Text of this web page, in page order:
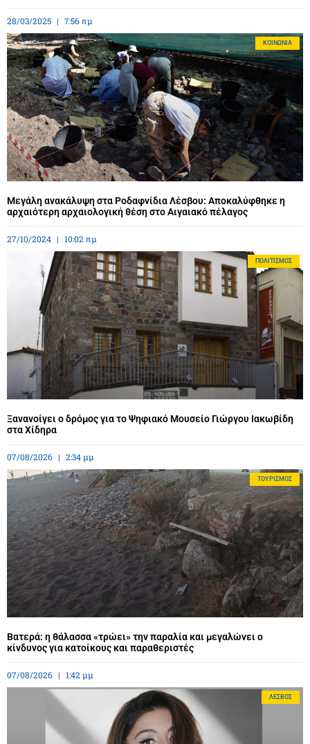
28/03/2025 7:56 πμ
ΚΟΙΝΩΝΊΑ
Μεγάλη ανακάλυψη στα Ροδαφνίδια Λέσβου: Αποκαλύφθηκε η
αρχαιότερη αρχαιολογική θέση στο Αιγαιακό πέλαγος
27/10/2024 10:02 πμ
ΠΟΛΙΤΙΣΜΌΣ
Ξανανοίγει ο δρόμος για το Ψηφιακό Μουσείο Γιώργου Ιακωβίδη
στα Χίδηρα
07/08/2026 2:34 μμ
ΤΟΥΡΙΣΜΌΣ
Βατερά: η θάλασσα «τρώει» την παραλία και μεγαλώνει ο
κίνδυνος για κατοίκους και παραθεριστές
07/08/2026 1:42 μμ
ΛΈΣΒΟΣ